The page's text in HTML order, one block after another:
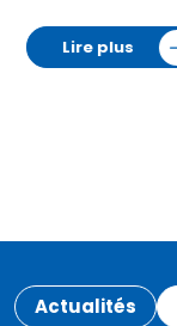
Lire plus
Actualités